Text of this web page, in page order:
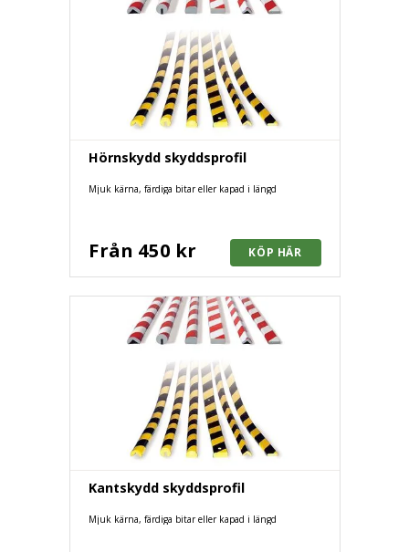
Hörnskydd skyddsprofil
Mjuk kärna, färdiga bitar eller kapad i längd
Från 450 kr
Kantskydd skyddsprofil
Mjuk kärna, färdiga bitar eller kapad i längd